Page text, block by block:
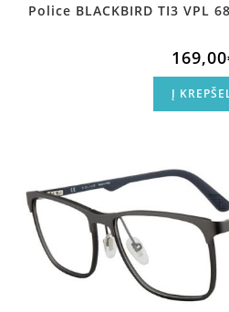
Police BLACKBIRD TI3 VPL
169,00
Į